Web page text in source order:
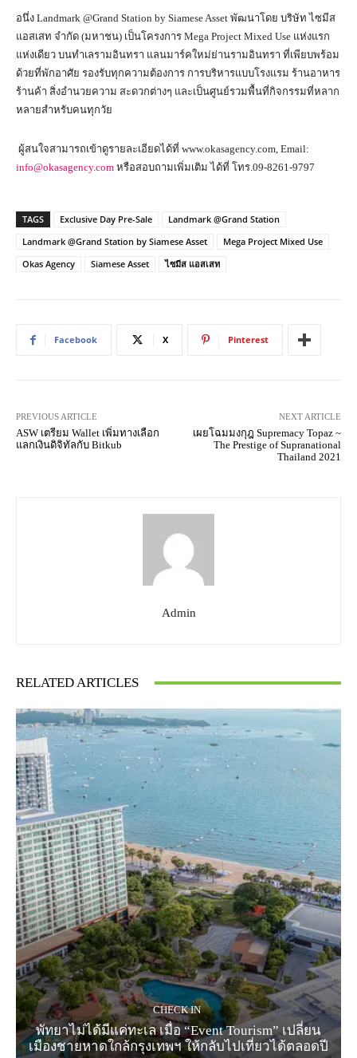
อนึ่ง Landmark @Grand Station by Siamese Asset พัฒนาโดย บริษัท ไซมีส
แอสเสท จำกัด (มหาชน) เป็นโครงการ Mega Project Mixed Use แห่งแรก
แห่งเดียว บนทำเลรามอินทรา แลนมาร์คใหม่ย่านรามอินทรา ที่เพียบพร้อม
ด้วยที่พักอาศัย รองรับทุกความต้องการ การบริหารแบบโรงแรม ร้านอาหาร
ร้านค้า สิ่งอำนวยความ สะดวกต่างๆ และเป็นศูนย์รวมพื้นที่กิจกรรมที่หลาก
หลายสำหรับคนทุกวัย
ผู้สนใจสามารถเข้าดูรายละเอียดได้ที่ www.okasagency.com, Email:
info@okasagency.com หรือสอบถามเพิ่มเติม ได้ที่ โทร.09-8261-9797
TAGS Exclusive Day Pre-Sale
Landmark @Grand Station
Landmark @Grand Station by Siamese Asset
Mega Project Mixed Use
Okas Agency
Siamese Asset ไซมีส แอสเสท
Facebook X Pinterest
PREVIOUS ARTICLE
ASW เตรียม Wallet เพิ่มทางเลือก
แลกเงินดิจิทัลกับ Bitkub
NEXT ARTICLE
เผยโฉมมงกุฎ Supremacy Topaz ~
The Prestige of Supranational
Thailand 2021
Admin
RELATED ARTICLES
CHECK IN
พัทยาไม่ได้มีแค่ทะเล เมื่อ “Event Tourism” เปลี่ยน
เมืองชายหาดใกล้กรุงเทพฯ ให้กลับไปเที่ยวได้ตลอดปี